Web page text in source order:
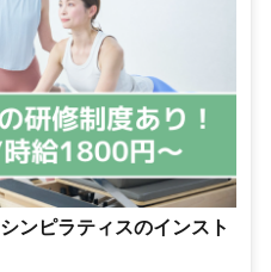
ンピラティスのインスト